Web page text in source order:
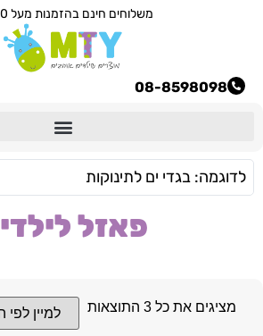
משלוחים חינם בהזמנות מעל ₪200
08-8598098
פאזל
מציגים את כל ⁦3⁩ התוצאות